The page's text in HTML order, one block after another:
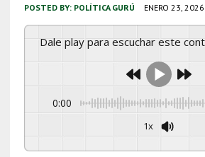
POSTED BY: POLÍTICA GURÚ ENERO 23, 2026
Dale play para escuchar este
0:00
1x